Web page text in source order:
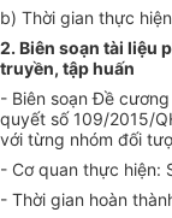
b) Thời gian thực
2. Biên soạn tài liệu
truyền, tập huấn
- Biên soạnĐề cương
quyết số 109/2015/
với từng nhóm đối
- Cơ quan thực hiện:
- Thời gian hoàn